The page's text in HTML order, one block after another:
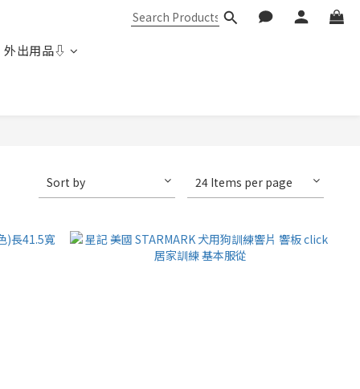
出用品⇩
Sort by 24 Items per page